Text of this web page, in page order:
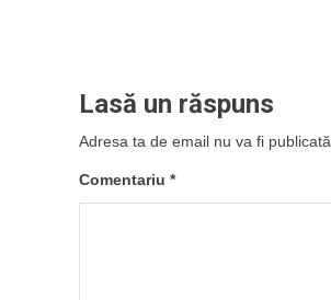
Lasă un răspuns
Adresa ta de email nu va fi publicată.
Comentariu *